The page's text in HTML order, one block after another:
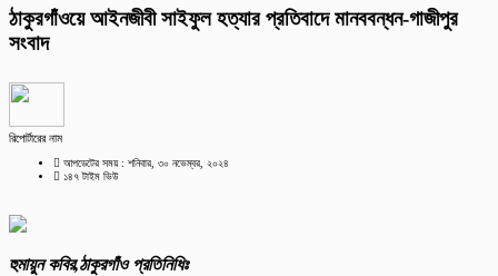
ঠাকুরগাঁওয়ে আইনজীবী সাইফুল হত্যার প্রতিবাদে মানববন্ধন-গাজীপুর
সংবাদ
রিপোর্টারের নাম
আপডেটের সময় : শনিবার, ৩০ নভেম্বর, ২০২৪
১৪৭ টাইম ভিউ
হুমায়ুন কবির,ঠাকুরগাঁও প্রতিনিধিঃ